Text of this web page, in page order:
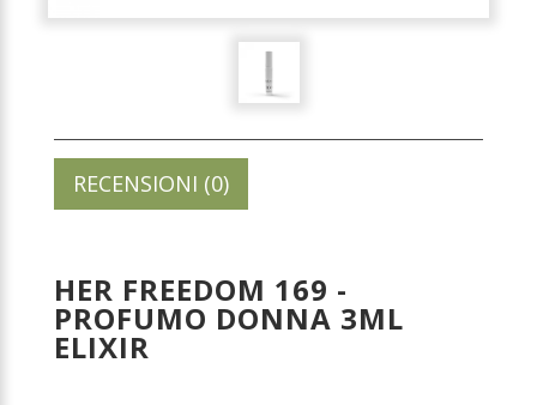
RECENSIONI (0)
HER FREEDOM 169 -
PROFUMO DONNA 3ML
ELIXIR